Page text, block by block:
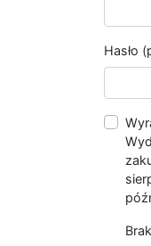
Hasło